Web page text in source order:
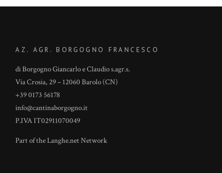
AZ. AGR. BORGOGNO FRANCESCO
di Borgogno Giancarlo e Claudio s.agr.s.
Via Crosia, 29 – 12060 Barolo (CN)
+39 0173 56178
info@cantinaborgogno.it
P.IVA IT02911070049
Part of theLanghe.netNetwork